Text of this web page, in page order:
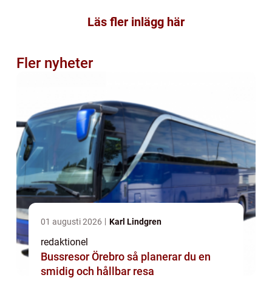
Läs fler inlägg här
Fler nyheter
01 augusti 2026 Karl Lindgren
redaktionel
Bussresor Örebro så planerar du en
smidig och hållbar resa